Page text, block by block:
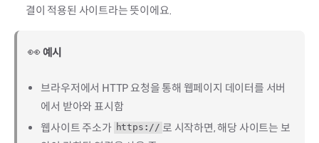
결이 적용된 사이트라는 뜻이에요.
👀 예시
브라우저에서 HTTP 요청을 통해 웹페이지 데이터를 서버
에서 받아와 표시함
웹사이트 주소가 https:// 로 시작하면, 해당 사이트는 보